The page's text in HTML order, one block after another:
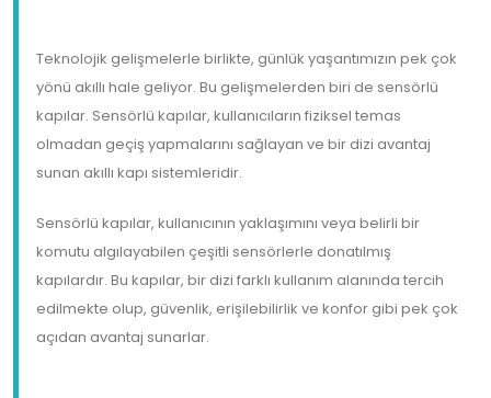
Teknolojik gelişmelerle birlikte, günlük yaşantımızın pek çok
yönü akıllı hale geliyor. Bu gelişmelerden biri de sensörlü
kapılar. Sensörlü kapılar, kullanıcıların fiziksel temas
olmadan geçiş yapmalarını sağlayan ve bir dizi avantaj
sunan akıllı kapı sistemleridir.
Sensörlü kapılar, kullanıcının yaklaşımını veya belirli bir
komutu algılayabilen çeşitli sensörlerle donatılmış
kapılardır. Bu kapılar, bir dizi farklı kullanım alanında tercih
edilmekte olup, güvenlik, erişilebilirlik ve konfor gibi pek çok
açıdan avantaj sunarlar.